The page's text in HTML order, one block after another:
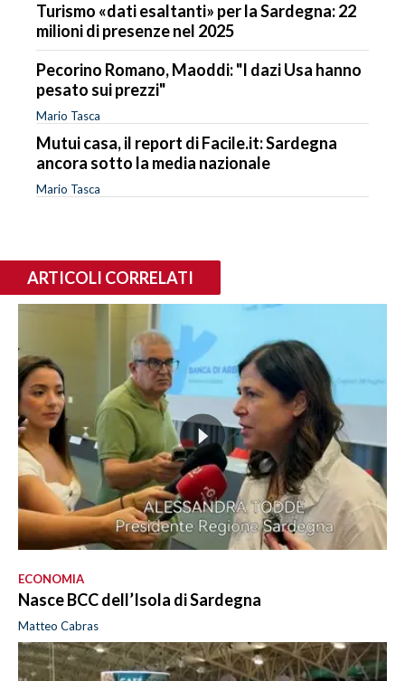
Turismo «dati esaltanti» per la Sardegna: 22
milioni di presenze nel 2025
Pecorino Romano, Maoddi: "I dazi Usa hanno
pesato sui prezzi"
Mario Tasca
Mutui casa, il report di Facile.it: Sardegna
ancora sotto la media nazionale
Mario Tasca
ARTICOLI CORRELATI
ECONOMIA
Nasce BCC dell’Isola di Sardegna
Matteo Cabras